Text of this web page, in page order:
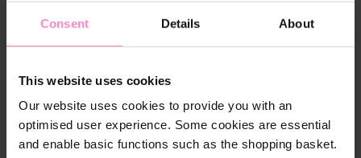
Consent Details About
This website uses cookies
Our website uses cookies to provide you with an
optimised user experience. Some cookies are essential
and enable basic functions such as the shopping basket.
Nähte
Weiches Innennetzfutter